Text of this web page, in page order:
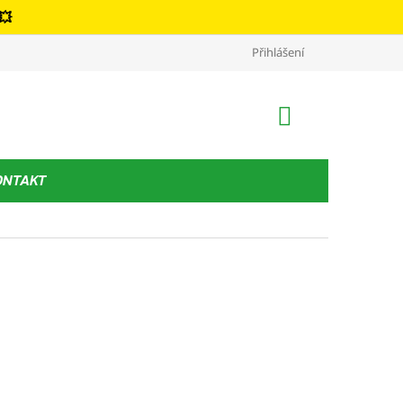
Podmínky ochrany osobních údajůPřihlášení